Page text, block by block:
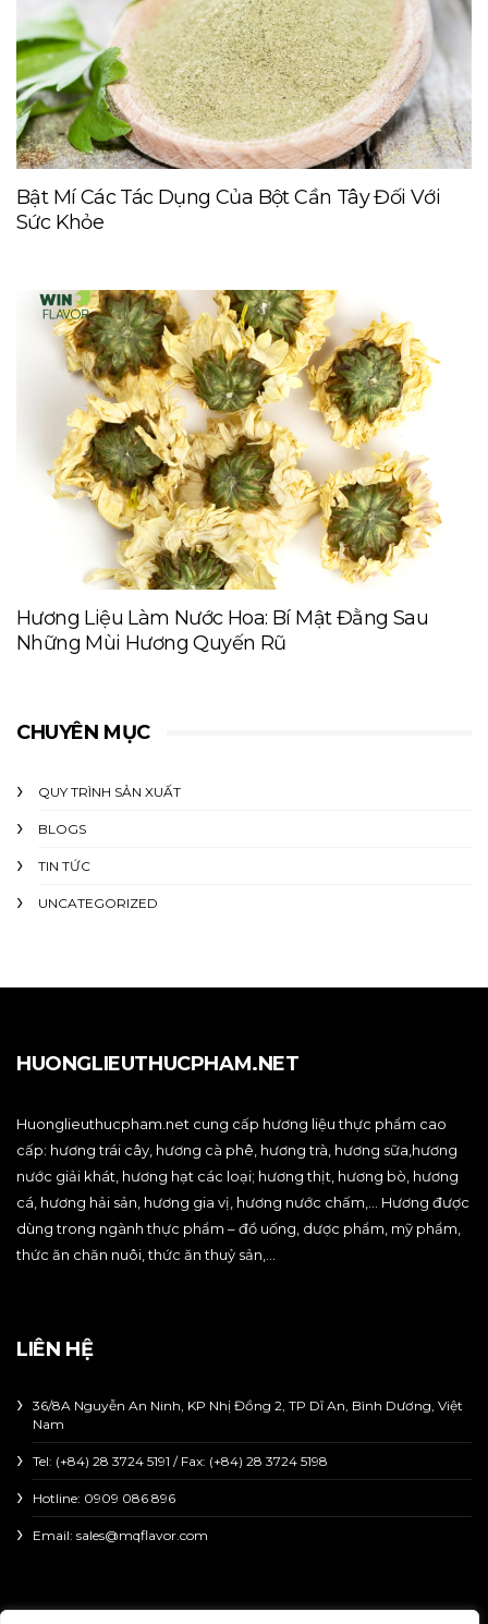
Bật Mí Các Tác Dụng Của Bột Cần Tây Đối Với
Sức Khỏe
Hương Liệu Làm Nước Hoa: Bí Mật Đằng Sau
Những Mùi Hương Quyến Rũ
CHUYÊN MỤC
QUY TRÌNH SẢN XUẤT
BLOGS
TIN TỨC
UNCATEGORIZED
HUONGLIEUTHUCPHAM.NET
Huonglieuthucpham.net cung cấp hương liệu thực phẩm cao
cấp: hương trái cây, hương cà phê, hương trà, hương sữa,hương
nước giải khát, hương hạt các loại; hương thịt, hương bò, hương
cá, hương hải sản, hương gia vị, hương nước chấm,… Hương được
dùng trong ngành thực phẩm – đồ uống, dược phẩm, mỹ phẩm,
thức ăn chăn nuôi, thức ăn thuỷ sản,…
LIÊN HỆ
36/8A Nguyễn An Ninh, KP Nhị Đồng 2, TP Dĩ An, Bình Dương, Việt
Nam
Tel: (+84) 28 3724 5191 / Fax: (+84) 28 3724 5198
Hotline: 0909 086 896
Email: sales@mqflavor.com